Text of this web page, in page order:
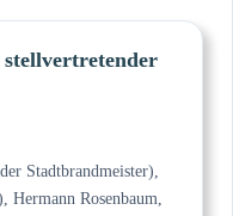
Stadtbrandmeister),
Hermann Rosenbaum,